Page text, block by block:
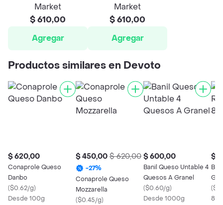
Market
$ 610,00
Agregar
Market
$ 610,00
Agregar
Productos similares en Devoto
$ 620,00
Conaprole Queso
Danbo
($0.62/g)
Desde 100g
$ 450,00 $ 620,00
-27%
Conaprole Queso
Mozzarella
($0.45/g)
$ 600,00
Banil Queso Untable 4
Quesos A Granel
($0.60/g)
Desde 1000g
$
(
80